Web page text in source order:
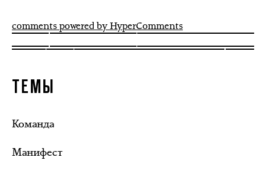
comments powered by HyperComments
ТЕМЫ
Команда
Манифест